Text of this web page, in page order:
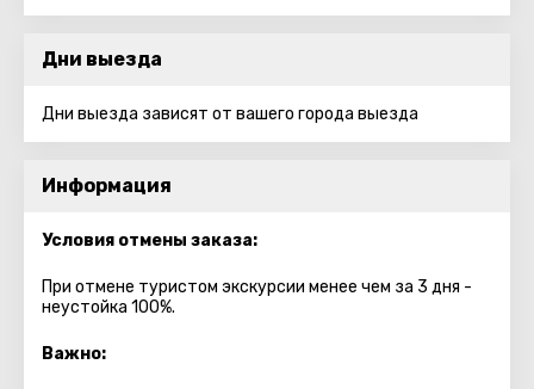
Дни выезда
Дни выезда зависят от вашего города выезда
Информация
Условия отмены заказа:
При отмене туристом экскурсии менее чем за 3 дня -
неустойка 100%.
Важно: